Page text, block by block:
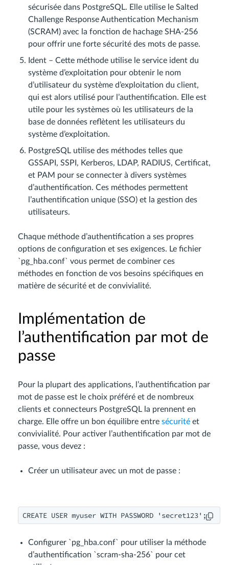
sécurisée dans PostgreSQL. Elle utilise le Salted
Challenge Response Authentication Mechanism
(SCRAM) avec la fonction de hachage SHA-256
pour offrir une forte sécurité des mots de passe.
Ident – Cette méthode utilise le service ident du
système d’exploitation pour obtenir le nom
d’utilisateur du système d’exploitation du client,
qui est alors utilisé pour l’authentification. Elle est
utile pour les systèmes où les utilisateurs de la
base de données reflètent les utilisateurs du
système d’exploitation.
PostgreSQL utilise des méthodes telles que
GSSAPI, SSPI, Kerberos, LDAP, RADIUS, Certificat,
et PAM pour se connecter à divers systèmes
d’authentification. Ces méthodes permettent
l’authentification unique (SSO) et la gestion des
utilisateurs.
Chaque méthode d’authentification a ses propres
options de configuration et ses exigences. Le fichier
`pg_hba.conf` vous permet de combiner ces
méthodes en fonction de vos besoins spécifiques en
matière de sécurité et de convivialité.
Implémentation de
l’authentification par mot de
passe
Pour la plupart des applications, l’authentification par
mot de passe est le choix préféré et de nombreux
clients et connecteurs PostgreSQL la prennent en
charge. Elle offre un bon équilibre entre sécurité et
convivialité. Pour activer l’authentification par mot de
passe, vous devez :
Créer un utilisateur avec un mot de passe :
Configurer `pg_hba.conf` pour utiliser la méthode
d’authentification `scram-sha-256` pour cet